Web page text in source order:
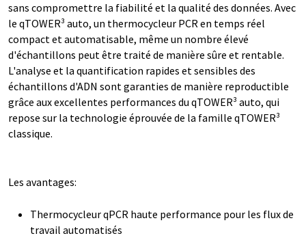
sans compromettre la fiabilité et la qualité des données. Avec
le qTOWER³ auto, un thermocycleur PCR en temps réel
compact et automatisable, même un nombre élevé
d'échantillons peut être traité de manière sûre et rentable.
L'analyse et la quantification rapides et sensibles des
échantillons d'ADN sont garanties de manière reproductible
grâce aux excellentes performances du qTOWER³ auto, qui
repose sur la technologie éprouvée de la famille qTOWER³
classique.
Les avantages:
Thermocycleur qPCR haute performance pour les flux de
travail automatisés